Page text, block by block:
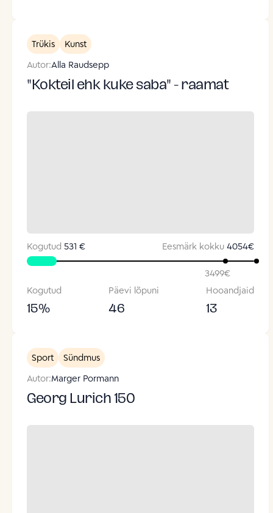
Trükis
Kunst
Autor:Alla Raudsepp
"Kokteil ehk kuke saba" - raamat
Kogutud 531 € Eesmärk kokku 4054€
3499€
Kogutud
15%
Päevi lõpuni
46
Hooandjaid
13
Sport
Sündmus
Autor:Marger Pormann
Georg Lurich 150